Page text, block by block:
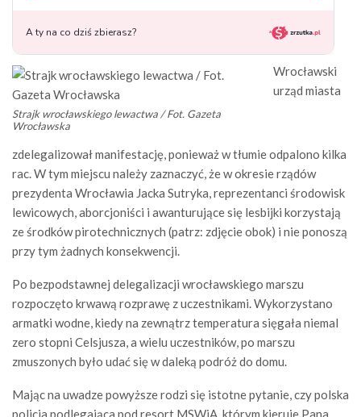
Strajk wrocławskiego lewactwa / Fot. Gazeta
Wrocławska
Wrocławski
urząd miasta
zdelegalizował manifestację, ponieważ w tłumie odpalono kilka
rac. W tym miejscu należy zaznaczyć, że w okresie rządów
prezydenta Wrocławia Jacka Sutryka, reprezentanci środowisk
lewicowych, aborcjoniści i awanturujące się lesbijki korzystają
ze środków pirotechnicznych (patrz: zdjęcie obok) i nie ponoszą
przy tym żadnych konsekwencji.
Po bezpodstawnej delegalizacji wrocławskiego marszu
rozpoczęto krwawą rozprawę z uczestnikami. Wykorzystano
armatki wodne, kiedy na zewnątrz temperatura sięgała niemal
zero stopni Celsjusza, a wielu uczestników, po marszu
zmuszonych było udać się w daleką podróż do domu.
Mając na uwadze powyższe rodzi się istotne pytanie, czy polska
policja podlegająca pod resort MSWiA, którym kieruje Pana